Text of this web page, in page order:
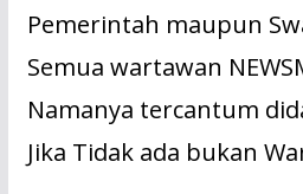
Pemerintah maupun
Semua wartawan
Namanya tercantum
Jika Tidak ada bukan